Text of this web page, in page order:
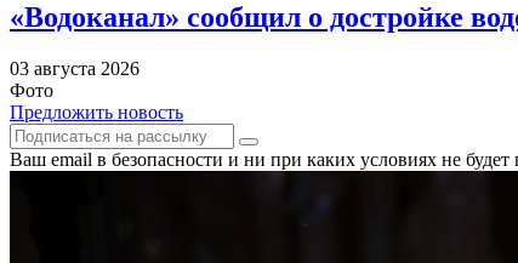
«Водоканал» сообщил о достройке
03 августа 2026
Фото
Предложить новость
Ваш email в безопасности и ни при каких условиях не